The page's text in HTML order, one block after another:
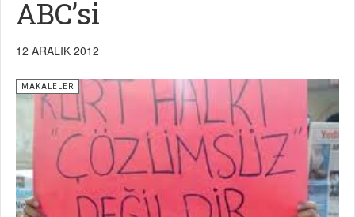
ABC’si
12 ARALIK 2012
MAKALELER